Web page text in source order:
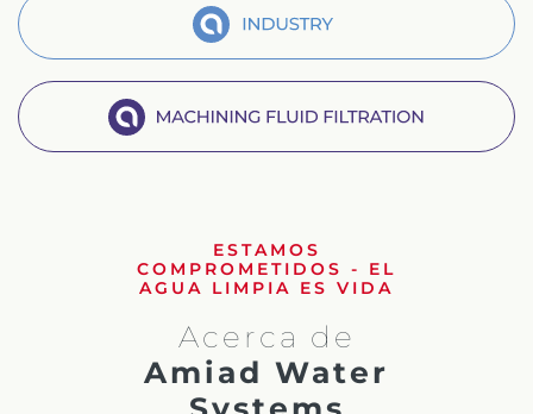
Segment Industry
Machine Fluid Filtration
ESTAMOS
COMPROMETIDOS - EL
AGUA LIMPIA ES VIDA
Acerca de
Amiad Water